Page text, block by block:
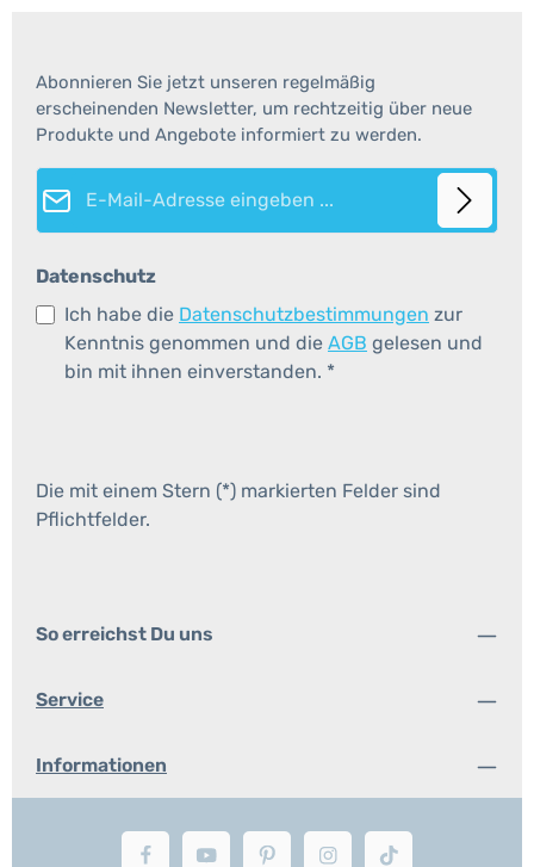
Abonnieren Sie jetzt unseren regelmäßig
erscheinenden Newsletter, um rechtzeitig über neue
Produkte und Angebote informiert zu werden.
E-Mail-Adresse*
Datenschutz
Ich habe die Datenschutzbestimmungen zur
Kenntnis genommen und die AGB gelesen und
bin mit ihnen einverstanden. *
Die mit einem Stern (*) markierten Felder sind
Pflichtfelder.
So erreichst Du uns
Service
Informationen